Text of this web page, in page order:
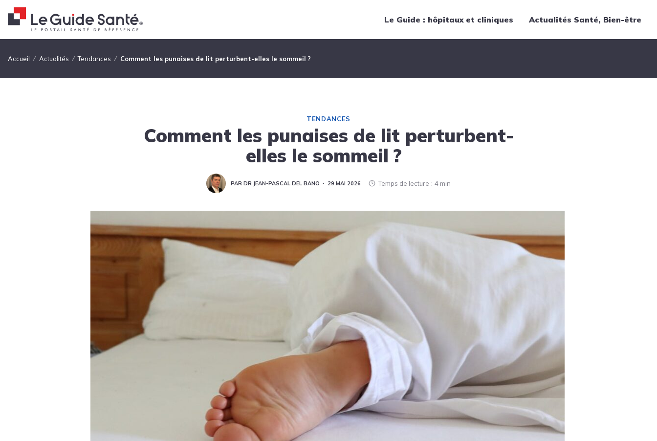
Le Guide : hôpitaux et cliniques Actualités Santé, Bien-être
Medical News in English
Fil d'Ariane
Accueil Actualités Tendances Comment les punaises de lit perturbent-elles le sommeil ?
TENDANCES
Comment les punaises de lit perturbent-
elles le sommeil ?
PAR DR JEAN-PASCAL DEL BANO 29 MAI 2026 Temps de lecture 4 min